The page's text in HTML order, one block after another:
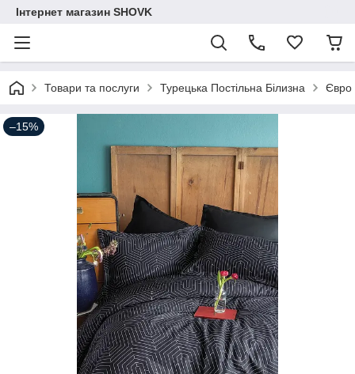
Інтернет магазин SHOVK
Товари та послуги Турецька Постільна Білизна Євро
–15%